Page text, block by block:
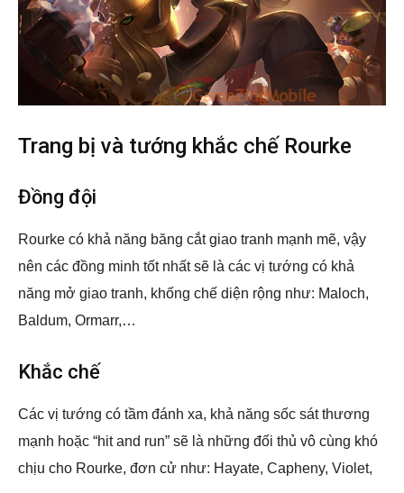
Trang bị và tướng khắc chế Rourke
Đồng đội
Rourke có khả năng băng cắt giao tranh mạnh mẽ, vậy
nên các đồng minh tốt nhất sẽ là các vị tướng có khả
năng mở giao tranh, khống chế diện rộng như: Maloch,
Baldum, Ormarr,…
Khắc chế
Các vị tướng có tầm đánh xa, khả năng sốc sát thương
mạnh hoặc “hit and run” sẽ là những đối thủ vô cùng khó
chịu cho Rourke, đơn cử như: Hayate, Capheny, Violet,